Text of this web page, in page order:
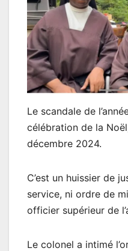
Le scandale de
célébration de la
décembre 2024.
C’est un huissier de
service, ni ordre de
officier supérieur de
Le colonel a intimé